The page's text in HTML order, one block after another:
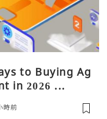
to Buying Ag
in 2026 ...
時前